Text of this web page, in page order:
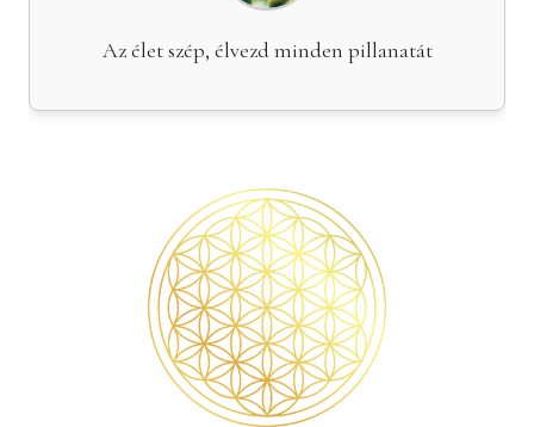
A siker a kitartás és a pozitív gondolkodás